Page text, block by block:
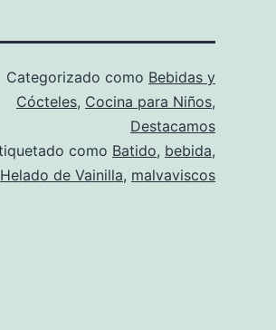
Categorizado como Bebidas y
Cócteles, Cocina para Niños,
Destacamos
como Batido, bebida,
Helado de Vainilla, malvaviscos